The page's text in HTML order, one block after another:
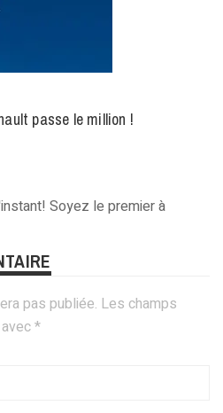
passe le million !
Soyez le premier à
pas publiée. Les champs
*